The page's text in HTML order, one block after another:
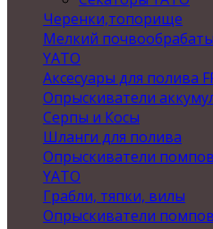
Черенки,топорище
Мелкий
YATO
Аксесуары для полива
Опрыскиватели
Серпы и Косы
Шланги для полива
Опрыскиватели
YATO
Грабли, тяпки, вилы
Опрыскиватели